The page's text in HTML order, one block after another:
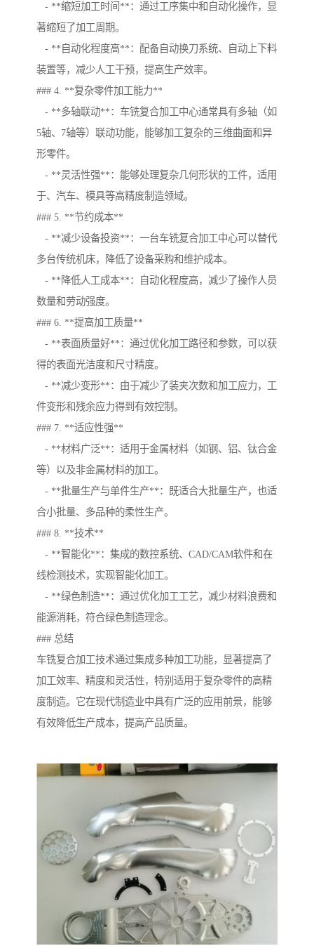
- **缩短加工时间**：通过工序集中和自动化操作，显
著缩短了加工周期。
- **自动化程度高**：配备自动换刀系统、自动上下料
装置等，减少人工干预，提高生产效率。
### 4. **复杂零件加工能力**
- **多轴联动**：车铣复合加工中心通常具有多轴（如
5轴、7轴等）联动功能，能够加工复杂的三维曲面和异
形零件。
- **灵活性强**：能够处理复杂几何形状的工件，适用
于、汽车、模具等高精度制造领域。
### 5. **节约成本**
- **减少设备投资**：一台车铣复合加工中心可以替代
多台传统机床，降低了设备采购和维护成本。
- **降低人工成本**：自动化程度高，减少了操作人员
数量和劳动强度。
### 6. **提高加工质量**
- **表面质量好**：通过优化加工路径和参数，可以获
得的表面光洁度和尺寸精度。
- **减少变形**：由于减少了装夹次数和加工应力，工
件变形和残余应力得到有效控制。
### 7. **适应性强**
- **材料广泛**：适用于金属材料（如钢、铝、钛合金
等）以及非金属材料的加工。
- **批量生产与单件生产**：既适合大批量生产，也适
合小批量、多品种的柔性生产。
### 8. **技术**
- **智能化**：集成的数控系统、CAD/CAM软件和在
线检测技术，实现智能化加工。
- **绿色制造**：通过优化加工工艺，减少材料浪费和
能源消耗，符合绿色制造理念。
### 总结
车铣复合加工技术通过集成多种加工功能，显著提高了
加工效率、精度和灵活性，特别适用于复杂零件的高精
度制造。它在现代制造业中具有广泛的应用前景，能够
有效降低生产成本，提高产品质量。